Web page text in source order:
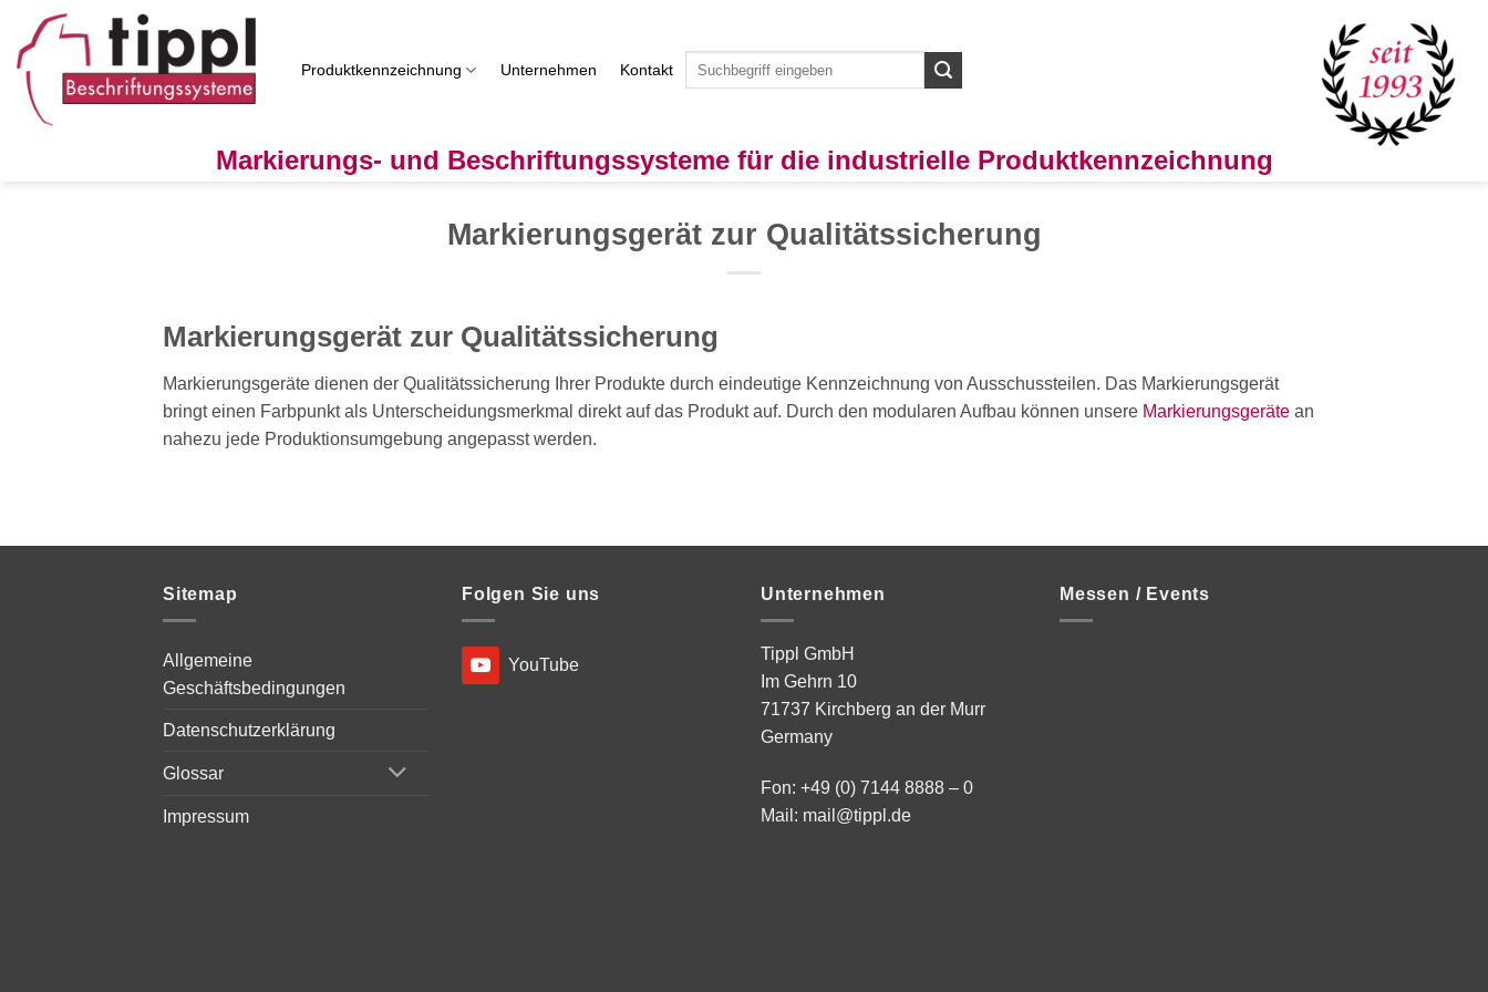
Inhalt
springen
Produktkennzeichnung Unternehmen Kontakt
Markierungs- und Beschriftungssysteme für die industrielle Produktkennzeichnung
Markierungsgerät zur Qualitätssicherung
Markierungsgerät zur Qualitätssicherung
Markierungsgeräte dienen der Qualitätssicherung Ihrer Produkte durch eindeutige Kennzeichnung von Ausschussteilen. Das Markierungsgerät
bringt einen Farbpunkt als Unterscheidungsmerkmal direkt auf das Produkt auf. Durch den modularen Aufbau können unsere Markierungsgeräte an
nahezu jede Produktionsumgebung angepasst werden.
Sitemap
Allgemeine
Geschäftsbedingungen
Datenschutzerklärung
Glossar
Impressum
Folgen Sie uns
YouTube
Unternehmen
Tippl GmbH
Im Gehrn 10
71737 Kirchberg an der Murr
Germany
Fon: +49 (0) 7144 8888 – 0
Mail: mail@tippl.de
Messen / Events